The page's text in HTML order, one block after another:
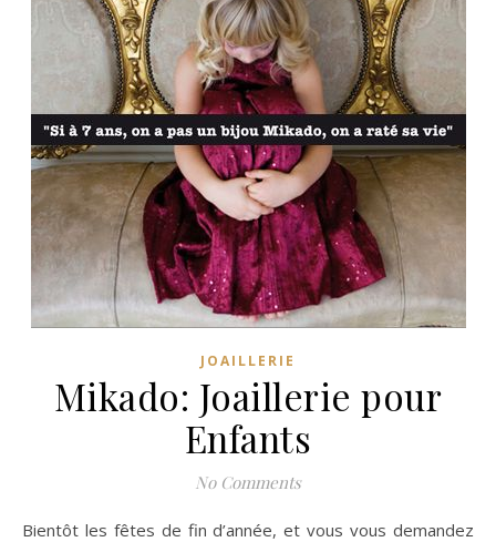
JOAILLERIE
Mikado: Joaillerie pour
Enfants
No Comments
Bientôt les fêtes de fin d’année, et vous vous demandez